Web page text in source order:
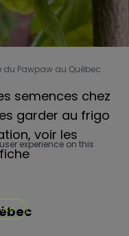
du Pawpaw au Québec
semences chez
garder au frigo
voir les
experience on this